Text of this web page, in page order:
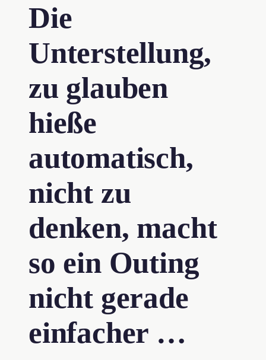
Die
Unterstellung,
zu glauben
hieße
automatisch,
nicht zu
denken, macht
so ein Outing
nicht gerade
einfacher …